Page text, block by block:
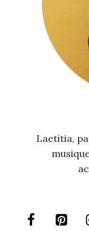
Laetitia,